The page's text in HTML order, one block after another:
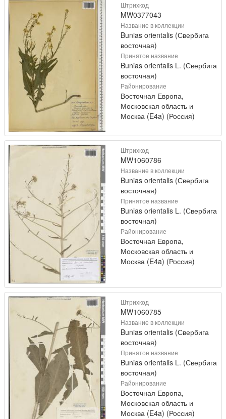
Штрихкод
MW0377043
Название в коллекции
Bunias orientalis (Свербига
восточная)
Принятое название
Bunias orientalis L. (Свербига
восточная)
Районирование
Восточная Европа,
Московская область и
Москва (E4a) (Россия)
Штрихкод
MW1060786
Название в коллекции
Bunias orientalis (Свербига
восточная)
Принятое название
Bunias orientalis L. (Свербига
восточная)
Районирование
Восточная Европа,
Московская область и
Москва (E4a) (Россия)
Штрихкод
MW1060785
Название в коллекции
Bunias orientalis (Свербига
восточная)
Принятое название
Bunias orientalis L. (Свербига
восточная)
Районирование
Восточная Европа,
Московская область и
Москва (E4a) (Россия)